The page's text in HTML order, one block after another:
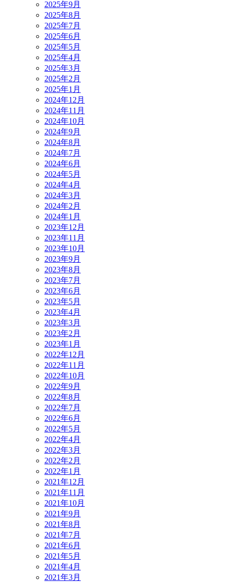
2025年9月
2025年8月
2025年7月
2025年6月
2025年5月
2025年4月
2025年3月
2025年2月
2025年1月
2024年12月
2024年11月
2024年10月
2024年9月
2024年8月
2024年7月
2024年6月
2024年5月
2024年4月
2024年3月
2024年2月
2024年1月
2023年12月
2023年11月
2023年10月
2023年9月
2023年8月
2023年7月
2023年6月
2023年5月
2023年4月
2023年3月
2023年2月
2023年1月
2022年12月
2022年11月
2022年10月
2022年9月
2022年8月
2022年7月
2022年6月
2022年5月
2022年4月
2022年3月
2022年2月
2022年1月
2021年12月
2021年11月
2021年10月
2021年9月
2021年8月
2021年7月
2021年6月
2021年5月
2021年4月
2021年3月